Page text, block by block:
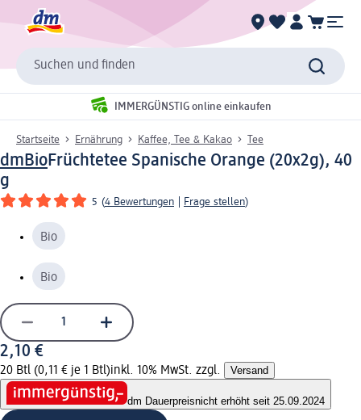
Suchen und finden
IMMERGÜNSTIG online einkaufen
Startseite Ernährung Kaffee, Tee & Kakao Tee
dmBioFrüchtetee Spanische Orange (20x2g), 40
g
5 (4 Bewertungen Frage stellen)
Bio
Bio
2,10 €
20 Btl (0,11 € je 1 Btl)inkl. 10% MwSt. zzgl. Versand
dm Dauerpreisnicht erhöht seit 25.09.2024